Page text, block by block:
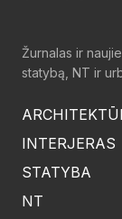
Žurnalas ir
statybą, NT ir
INTERJERAS
STATYBA
NT